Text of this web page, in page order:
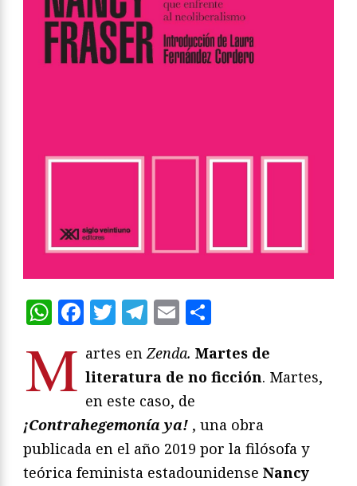
WhatsApp
Facebook
Twitter
Telegram
Email
M artes enZenda. Martes de
literatura de no ficción. Martes,
en este caso, de
¡Contrahegemonía ya! , una obra
publicada en el año 2019 por la filósofa y
teórica feminista estadounidense Nancy